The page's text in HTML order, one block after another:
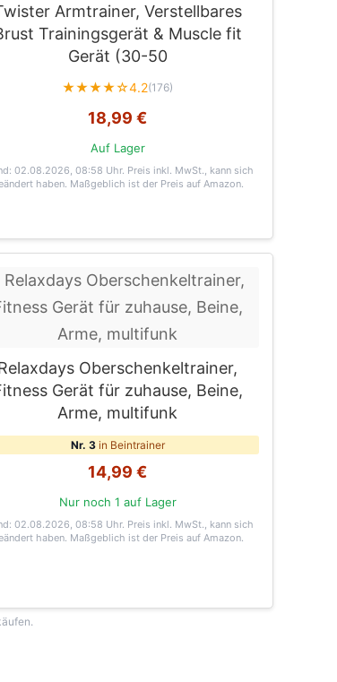
Armtrainer, Verstellbares
Trainingsgerät & Muscle fit
Gerät (30-50
★★★★☆4.2(176)
18,99 €
Auf Lager
02.08.2026, 08:58 Uhr. Preis inkl. MwSt., kann sich
haben. Maßgeblich ist der Preis auf Amazon.
Oberschenkeltrainer,
Gerät für zuhause, Beine,
Arme, multifunk
Nr. 3in Beintrainer
14,99 €
Nur noch 1 auf Lager
02.08.2026, 08:58 Uhr. Preis inkl. MwSt., kann sich
haben. Maßgeblich ist der Preis auf Amazon.